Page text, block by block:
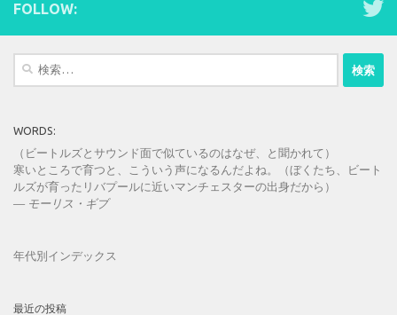
FOLLOW:
WORDS:
（ビートルズとサウンド面で似ているのはなぜ、と聞かれて）
寒いところで育つと、こういう声になるんだよね。（ぼくたち、ビート
ルズが育ったリバプールに近いマンチェスターの出身だから）
— モーリス・ギブ
年代別インデックス
最近の投稿